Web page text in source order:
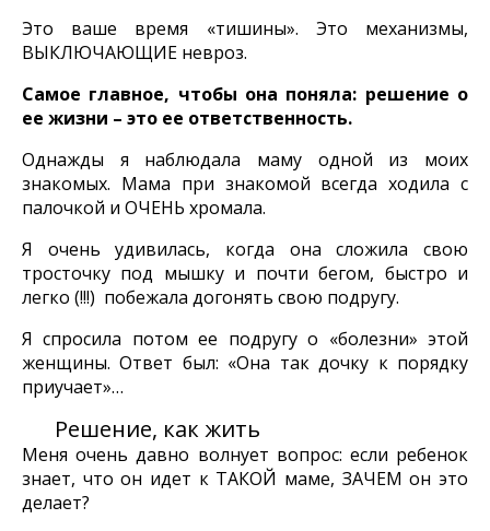
Это ваше время «тишины». Это механизмы,
ВЫКЛЮЧАЮЩИЕ невроз.
Самое главное, чтобы она поняла: решение о
ее жизни – это ее ответственность.
Однажды я наблюдала маму одной из моих
знакомых. Мама при знакомой всегда ходила с
палочкой и ОЧЕНЬ хромала.
Я очень удивилась, когда она сложила свою
тросточку под мышку и почти бегом, быстро и
легко (!!!) побежала догонять свою подругу.
Я спросила потом ее подругу о «болезни» этой
женщины. Ответ был: «Она так дочку к порядку
приучает»…
Решение, как жить
Меня очень давно волнует вопрос: если ребенок
знает, что он идет к ТАКОЙ маме, ЗАЧЕМ он это
делает?